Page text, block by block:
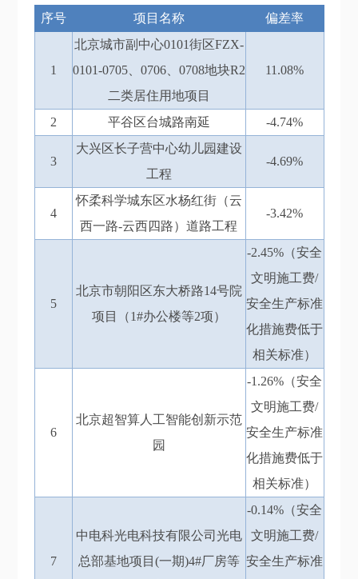
序号
项目名称 偏差率
1
北京城市副中心0101街区FZX-
0101-0705、0706、0708地块R2
二类居住用地项目
11.08%
2 平谷区台城路南延 -4.74%
3
大兴区长子营中心幼儿园建设
工程
-4.69%
4
怀柔科学城东区水杨红街（云
西一路-云西四路）道路工程
-3.42%
5
北京市朝阳区东大桥路14号院
项目（1#办公楼等2项）
-2.45%（安全
文明施工费/
安全生产标准
化措施费低于
相关标准）
6
北京超智算人工智能创新示范
园
-1.26%（安全
文明施工费/
安全生产标准
化措施费低于
相关标准）
7
中电科光电科技有限公司光电
总部基地项目(一期)4#厂房等
-0.14%（安全
文明施工费/
安全生产标准